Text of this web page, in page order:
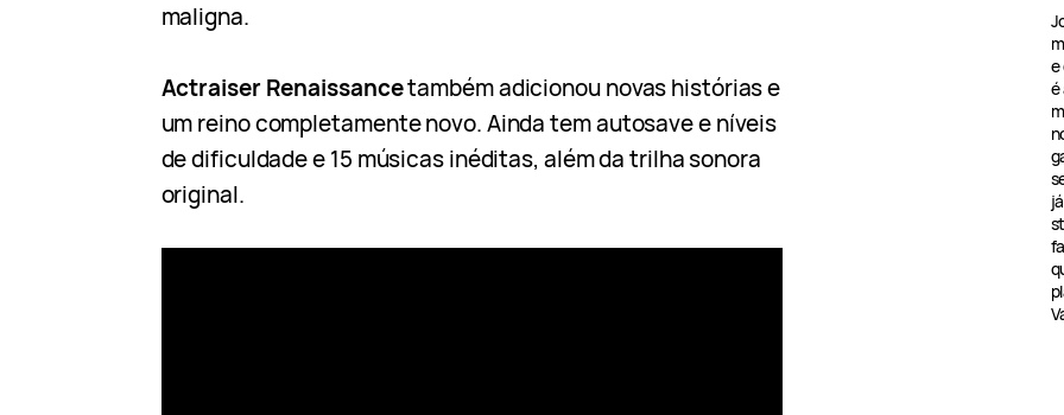
maligna.
Actraiser Renaissancetambém adicionou novas histórias e
um reino completamente novo. Ainda tem autosave e níveis
de dificuldade e 15 músicas inéditas, além da trilha sonora
original.
e
é